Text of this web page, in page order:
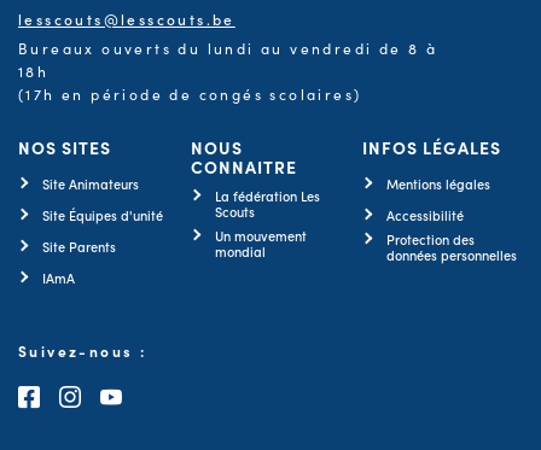
lesscouts@lesscouts.be
Bureaux ouverts du lundi au vendredi de 8 à
18h
(17h en période de congés scolaires)
NOS SITES
Site Animateurs
Site Équipes d'unité
Site Parents
IAmA
NOUS
CONNAITRE
La fédération Les
Scouts
Un mouvement
mondial
INFOS LÉGALES
Mentions légales
Accessibilité
Protection des
données personnelles
Suivez-nous :
Consultez notre page Facebook
Consultez notre page Instagram
Consultez notre chaîne Youtube